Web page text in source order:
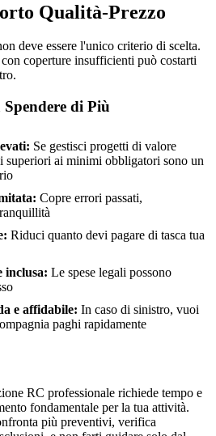
Qualità-Prezzo
deve essere l'unico criterio di scelta.
coperture insufficienti può costarti
di Più
Se gestisci progetti di valore
superiori ai minimi obbligatori sono un
Copre errori passati,
Riduci quanto devi pagare di tasca tua
inclusa: Le spese legali possono
e affidabile: In caso di sinistro, vuoi
paghi rapidamente
RC professionale richiede tempo e
fondamentale per la tua attività.
più preventivi, verifica